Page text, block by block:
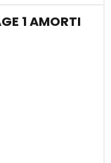
1 AMORTI